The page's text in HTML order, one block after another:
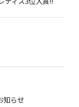
知らせ